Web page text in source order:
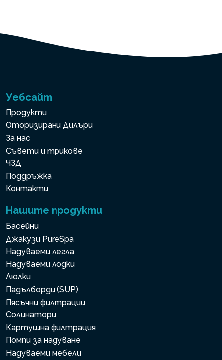
Уебсайт
Продукти
Оторизирани Дилъри
За нас
Съвети и трикове
ЧЗД
Поддръжка
Контакти
Нашите продукти
Басейни
Джакузи PureSpa
Надуваеми легла
Надуваеми лодки
Люлки
Падълборди (SUP)
Пясъчни филтрации
Солинатори
Картушна филтрация
Помпи за надуване
Надуваеми мебели